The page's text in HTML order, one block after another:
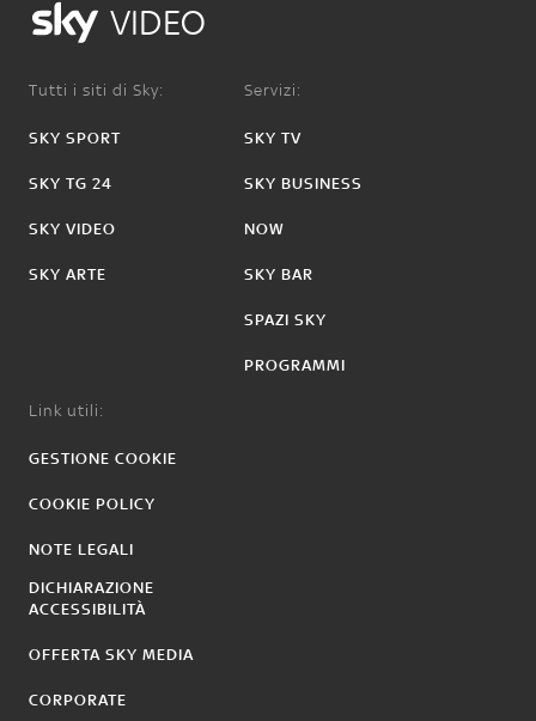
VIDEO
Tutti i siti di Sky:
SKY SPORT
SKY TG 24
SKY VIDEO
SKY ARTE
Servizi:
SKY TV
SKY BUSINESS
NOW
SKY BAR
SPAZI SKY
PROGRAMMI
Link utili:
GESTIONE COOKIE
COOKIE POLICY
NOTE LEGALI
DICHIARAZIONE
ACCESSIBILITÀ
OFFERTA SKY MEDIA
CORPORATE